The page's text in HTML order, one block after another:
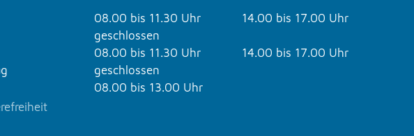
08.00 bis 11.30 Uhr
14.00 bis 17.00 Uhr
geschlossen
08.00 bis 11.30 Uhr
14.00 bis 17.00 Uhr
geschlossen
08.00 bis 13.00 Uhr